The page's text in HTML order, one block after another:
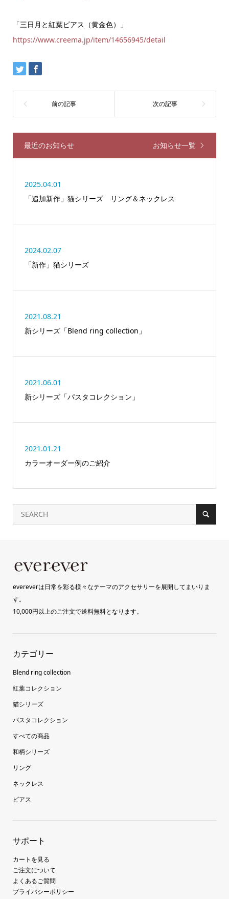
「三日月と紅葉ピアス（黄金色）」
https://www.creema.jp/item/14656945/detail
最近のお知らせ お知らせ一覧
2025.04.01
「追加新作」猫シリーズ リング＆ネックレス
2024.02.07
「新作」猫シリーズ
2021.08.21
新シリーズ「Blend ring collection」
2021.06.01
新シリーズ「パスタコレクション」
2021.01.21
カラーオーダー例のご紹介
evereverは日常を彩る様々なテーマのアクセサリーを展開してまいりま
す。
10,000円以上のご注文で送料無料となります。
カテゴリー
Blend ring collection
紅葉コレクション
猫シリーズ
パスタコレクション
すべての商品
和柄シリーズ
リング
ネックレス
ピアス
サポート
カートを見る
ご注文について
よくあるご質問
プライバシーポリシー